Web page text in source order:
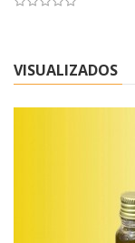
VISUALIZADOS